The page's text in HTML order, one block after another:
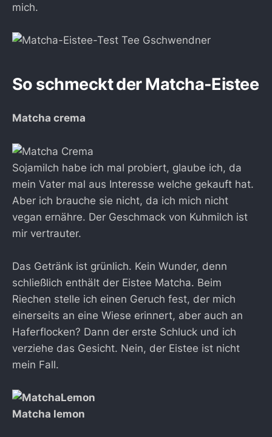
mich.
So schmeckt der Matcha-Eistee
Matcha crema
Sojamilch habe ich mal probiert, glaube ich, da
mein Vater mal aus Interesse welche gekauft hat.
Aber ich brauche sie nicht, da ich mich nicht
vegan ernähre. Der Geschmack von Kuhmilch ist
mir vertrauter.
Das Getränk ist grünlich. Kein Wunder, denn
schließlich enthält der Eistee Matcha. Beim
Riechen stelle ich einen Geruch fest, der mich
einerseits an eine Wiese erinnert, aber auch an
Haferflocken? Dann der erste Schluck und ich
verziehe das Gesicht. Nein, der Eistee ist nicht
mein Fall.
Matcha lemon